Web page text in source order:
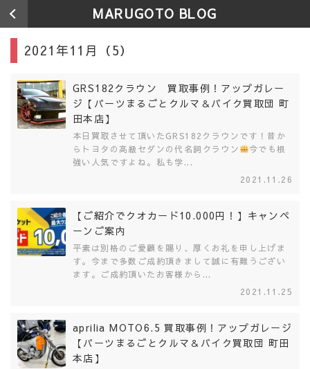
MARUGOTO BLOG
2021年11月（5）
GRS182クラウン 買取事例！アップガレー
ジ【パーツまるごとクルマ＆バイク買取団 町
田本店】
本日買取させて頂いたGRS182クラウンです！昔か
らトヨタの高級セダンの代名詞クラウン
今でも根
強い人気ですよね。私も学...
2021.11.26
【ご紹介でクオカード10.000円！】キャンペ
ーンご案内
平素は別格のご愛顧を賜り、厚くお礼を申し上げま
す。今まで多数ご成約頂きまして誠に有難うござい
ます。ご成約頂いたお客様から...
2021.11.25
aprilia MOTO6.5 買取事例！アップガレージ
【パーツまるごとクルマ＆バイク買取団 町田
本店】